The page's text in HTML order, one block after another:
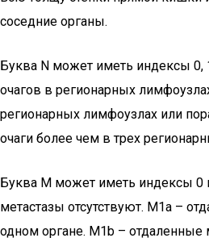
соседние органы.
Буква N может иметь индексы 0,
очагов в регионарных
регионарных лимфоузлах или
очаги более чем в трех
Буква M может иметь индексы 0
метастазы отсутствуют. M1a –
одном органе. M1b – отдаленные